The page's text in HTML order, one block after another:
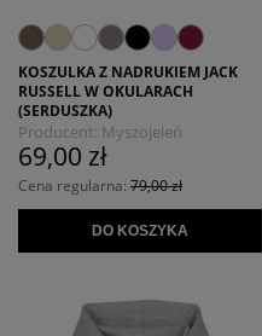
KOSZULKA Z NADRUKIEM JACK
RUSSELL W OKULARACH
(SERDUSZKA)
Producent: Myszojeleń
69,00 zł
Cena regularna: 79,00 zł
DO KOSZYKA